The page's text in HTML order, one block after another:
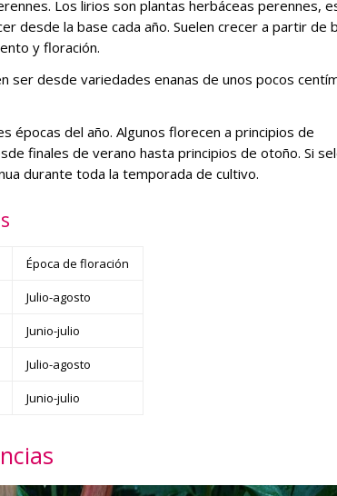
Los lirios son plantas herbáceas perennes,
desde la base cada año. Suelen crecer a partir de
y floración.
ser desde variedades enanas de unos pocos
épocas del año. Algunos florecen a principios de
finales de verano hasta principios de otoño. Si
durante toda la temporada de cultivo.
Época de floración
Julio-agosto
Junio-julio
Julio-agosto
Junio-julio